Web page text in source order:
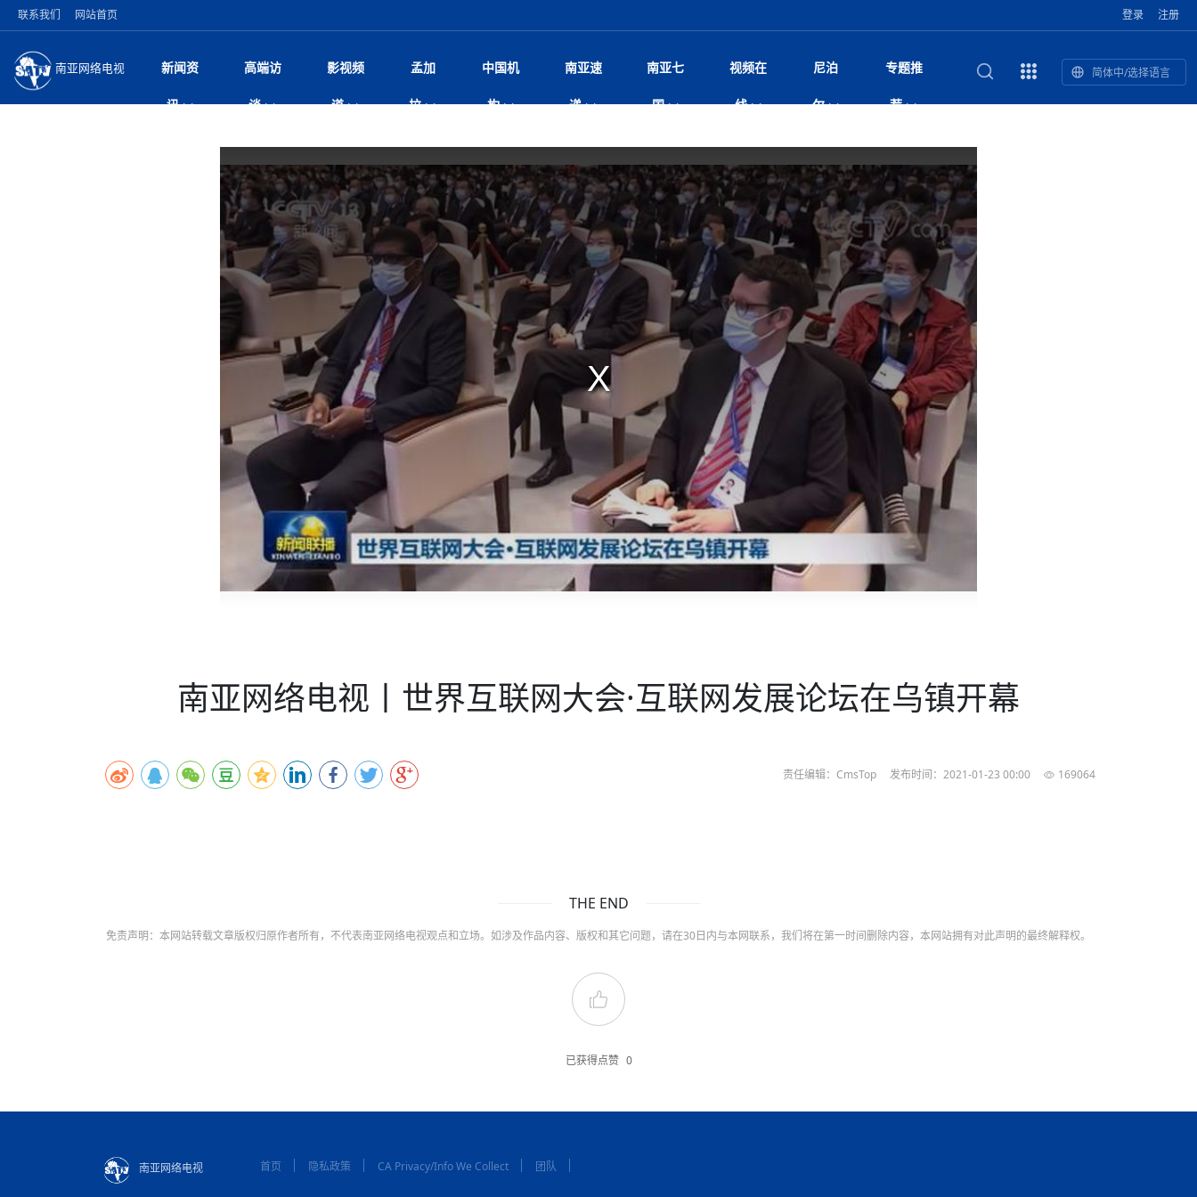
联系我们 网站首页 登录 注册
南亚网络电视 新闻资
讯 今日头条
打破自我外交惯例 尼泊尔总理沙阿将单独会见中
执政逾四月争议不断 尼泊尔沙阿政府深陷治理危
机遭多方质疑
尼泊尔甘达基省颁行医用及工业用大麻种植法案
省首席部长正式认证
尼泊尔前总理普拉昌达现场回应媒体提问 激进言
语引发广泛讨论
尼泊尔马奥塔里县发生校车事故 致包括司机在内6
盾落幕
泰国暖武里府校园枪击案致9人死亡 14岁枪手先杀
祖父母后血洗校园
美方暂缓对伊军事打击 特朗普：美伊尽快达成协
议即可取消开战计划
印度马哈拉施特拉邦一建筑倒塌 已致9人死亡
美国促成加沙历史性裁军协议 哈马斯同意全面解
除武装 以色列将逐步撤军
中国新闻
（长江十年行）金沙水拍云崖暖：云南推动长征精
神与长江文化交融共生
好评中国丨向实向新向优向绿，中国经济一路向前
时政微观察丨以侨为桥，同心筑梦
持刀闯馆案进入公诉阶段 外交部再次敦促日方彻
青海海南州兴海县接连发生5.7级、5.8级地震 全
县7个乡镇设施受损 暂无人员伤亡
经济新闻
消费火爆出口疲软 尼泊尔数字经济陷入单向发展
困境亟待破局
尼电动新车市占率全球第二 中国新能源车垄断当
地近八成市场
PPA审批持续停滞 尼泊尔281个水电项目遇阻 万亿
水电投资承压
尼泊尔政府推出“真实账单百万富翁计划” 每日诞生
一位百万卢比得主
尼泊尔总理巴伦德拉·沙阿主持召开资本市场高层
会议 着力提振投资者信心
环球观察 巴基斯坦西南部煤矿爆炸致34名矿工死亡
被俘尼泊尔青年讲述俄乌战场经历 坦言宁愿返俄
也不愿归国
美军称已完成最新一轮对伊朗的打击行动
尼泊尔巴伦政府将分别会见中印两国驻尼大使 释
放平衡外交积极信号
加时绝杀登顶！西班牙1-0力克阿根廷 时隔16年再
夺世界杯冠军
一带一路
2026“一带一路”年度候选汉字发布 包括“睦”“联”
“稳”等
东西问｜强晓云：“中国—中亚精神”如何照亮区域
高质量合作的“黄金时代”？
75年沧桑蝶变，西藏发展之路为何具有世界借鉴
意义？
中文日益受各国重视 课程从“试试看”变为“抢着报”
一株菌草跨越山海——中国科学家林占熺的“绿色
丝路”实践
南亚网评
南亚网评｜多重考验接踵而至 巴伦政府亟需凝聚
共识推进善治
南亚网评：邻国外交反复陷入僵局 尼泊尔困局根
源在于国家能力赤字
执政百日舆情多发 尼泊尔各界呼吁理性看待施
政、坚守法治善治
南亚网评丨纵容分裂活动引朝野反思 坚守一中原
则才是尼国长久正道
新政百日观察：尼泊尔沙阿政府激进施政引争议
高效变革与程序争议并存
世界从中国两会探寻发展确定性
接单啦！“世界超市”义乌“焕新”开市
阿富汗尼姆鲁兹“丝绸之路桥”完工 投入使用提升区
域交通与经济
天山驼队3000公里“归乡”！今日叩关洛阳，丝路雄
关上演古今对话
丝绸之路：从驼铃再响到现代文明通道 穿越千年
的连接与当下的实践
图说南亚
2026年尼泊尔世界小姐冠军出炉 新晋佳丽同台温
情合影
2026世界人工智能大会开幕
南亚网视丨中资企业协会第五届“比亚迪杯”篮球比
赛精彩摄影集锦（一）
神舟二十三号乘组确定：朱杨柱、张志远、黎家盈
加德满都春日盛景组图：谷地繁花绽放，春意满盈
全国侨务工作会议在京召开 习近平重要指示为新
时代侨务工作指明方向
“水立方杯”中文歌曲大赛巴西赛区收官：唤起家国
共鸣 展现文化认同
在韩留学人员传承“五四”精神主题座谈会在首尔举
办
华夏英烈永铭心: 多国使馆携侨界举行清明祭扫活
动 缅怀海外烈士
泰国清迈成立“华人华侨刘巧儿评剧社”
社会新闻
化解局部紧张局势 尼泊尔赫塔乌达举行大型集会
呼吁社会和谐团结
尼泊尔24小时连发42起灾害 致3死21伤 蛇咬、山
体滑坡为主要灾害
尼泊尔互动儿童剧《甜苹果》加德满都热演 以色
彩启迪多元视角
尼泊尔孙萨里县爆发群体冲突致1死9伤 局势持续
紧张 当地延长宵禁管控
财经·三里河
平陆运河即将建成通航 广西对接东盟贸易又添新
倾听民企心声，国家发改委多维发力护航民营经济
三大运营商推出词元套餐 为智能经济发展注动力
法治护航民营经济行稳致远
高端访
谈 名人访谈
“中国电影节”在尼泊尔首都加德满都正式开幕 《大
视频丨探秘富贵车业掌舵人巫兴贵的非凡之路
中尼建交70周年系列报道十三丨南亚网视专访尼
中友好论坛主席高亮先生
中尼建交70周年系列报道十二丨南亚网视专访尼
中文化教育协会会长哈利仕博士
中尼建交70周年系列报道十一丨南亚网视专访尼
泊尔华人华侨协会 促统会 会长
议、Z世代正义、宗教冲突与施政质疑
从“拆改”到“经营”：中国城市更新如何在存量中破
局？
日本搅局南海，日学者警告：日本正图谋南下将菲
律宾打造成桥头堡
专访尼人权委员会委员比肯·K·达瓦迪莉莉·塔帕：
深度复盘国家治理危机：政策脱离民生 粗暴执法
倒逼民众走向极端
尼泊尔新锐政坛女性高塔姆履职百日谈：大刀阔斧
推司法改革 深耕青年政治传承
创业故事
车轮载初心 实干赴征程——探秘富贵车业掌舵人
巫兴贵的非凡之路
扎根异国，仁心不改--专访尼泊尔华侨友好医院创
始人夏琛琛
中国藏族创业者在尼泊尔的咖啡梦想
凡人故事 她的柜台 她的世界
影视频
道 微电影 微电影《一缕阳光》
微电影《东方梦》
微电影《少年突击队》
微电影《我们的答案》
22集电视剧《山海情》尼语版 第二十一集
22集电视剧《山海情》尼语版 第二十集
22集电视剧《山海情》尼语版 第十九集
22集电视剧《山海情》尼语版 第十八集
电影院
纪录片 纪录片丨喜马拉雅情缘系列之北大的奥妮卡
纪录片丨喜马拉雅情缘系列之博克拉的“中江表哥”
纪录片丨喜马拉雅情缘系列之尼泊尔“老广”杰克
纪录片丨喜马拉雅情缘系列之幸福的“中间人”
纪录片丨喜马拉雅情缘系列之弄堂里的尼泊尔餐厅
宣传片
定制专属纸巾，助力品牌形象升级｜A.B.C.paper
尼泊尔定制服务
尼泊尔锐达股份有限公司——合成轻钢树脂瓦
穆萨货运双线开通！响应全球，携手开启新篇章
南亚网视新闻会客厅片头
异域味蕾碰撞 瞬间穿越故乡——汉源餐厅
微直播
微短剧 20集微短剧《爱在加德满都》第2集
20集微短剧《爱在加德满都》第1集
影视资讯
续集热潮席卷尼泊尔影坛：是故事延续还是单纯逐
尼泊尔纪录片《从零到8848》亚特兰大首映 聚焦
最短登顶路线与气候议题
《中尼一家亲》微短剧主创首聚 共绘 “一带一路”
《Jerry on Top》在尼泊尔开拍，父子档首同台引
期待
中国网剧正走向“无时差”触达海外观众
孟加
拉 孟加拉头条
孟加拉国东南部暴雨引发洪灾滑坡 44人遇难超百
孟加拉国暴发数十年来最严重麻疹疫情 死亡儿童
超过500人
孟加拉国宣布2月举行议会选举 为去年政治动荡后
首次全国投票
孟加拉国调整进口政策，服装制造商预计出口额将
额外增加50亿美元
孟加拉国登革热死亡病例升至283例，专家预警11
月后仍处高风险期
孟加拉国智库学者访华团一行访问南亚研究所
“中国正在帮助孟加拉国实现梦想”（共创繁荣发展
新时代）
王炯会见孟加拉国北达卡市市长阿提库·伊斯拉姆
奇葩的孟加拉：女性执政，性交易却合法化，工人
每天流汗又流血
旅游文化 乔治亚·马洛尼抱怨孟加拉国出售劳工签证
“如果我没有戒酒，我就不可能成为一名作家”
北京希望吸引更多孟加拉国游客来中国旅游
孟加拉旅游产业现状
卡拉姆·阿里90 岁高龄仍不戴眼镜看报纸
娱乐体育 巴基斯坦世界最佳保龄球阵容：阿夫里迪
孟加拉国世界杯任务开始
穆斯塔菲兹在上一场比赛中创保龄球胜利纪录
谢哈布丁当选孟加拉国新任总统
12月28日孟加拉国首条轻轨正式开通
生活健康 港媒：榴莲成为中国年轻消费者时尚选择
达卡周六早上空气质量中等
“Vinnata”品牌开启征程
孟加拉国第一座现代化大型污水处理厂竣工 中
方：“一带一路”倡议造福伙伴国又一例证
“中国正在帮助孟加拉国实现梦想”
人物访谈
国家电投五凌电力控股的孟加拉国首个综合智慧能
源项目开工
历史首次！孟加拉帕德玛大桥铁路连接线传来好消
息
孟加拉国的能源计划因燃料危机而面临天然气困境
李尚福会见孟加拉国海军参谋长
孟加拉国表示，缅甸必须为罗兴亚人的遣返建立信
任和安全
视频新闻 嫦娥六号暴雨中起飞，诠释嫦娥奔月之美！
南亚网视祝大家新年快乐：砥砺前行，再创辉煌！
视频：尼泊尔层峦叠嶂的朱加尔雪山
视频 | 美丽的村庄“多拉乐加特”
中国民族音乐会走进尼泊尔 金钟之星民乐团带来
浓郁的中国文化体验(实况3）
图说孟加拉
专访：世界贸易组织官员关注孟加拉国脱离最不发
达国家平稳过渡
孟加拉国反对派不参加下届大选
投资孟加拉国以帮助它到 2041 年成为发达国家
沙特阿拉伯与孟加拉国签署合作协议，成立联合商
业委员会
在一个变暖的世界里，孟加拉国的服装业能“不受
气候影响”吗？
中国机
构 中国驻尼使馆
张茂明大使出席“全球多极化下的中国和南亚”国际
尼泊尔雨季将至灾害风险攀升 中使馆发布安全防
疫重要提醒
张茂明大使拜会尼泊尔联邦院新任副主席班达里
张茂明大使拜会尼泊尔内政部长阿亚尔
外交部发言人就尼泊尔联邦议会众议院选举答记者
立十周年”征文系列之一：中国是我的第二故乡
“我和中国的故事——庆祝尼泊尔中国文化中心成
立十周年”征文
铭记历史守望和平｜“我的南京”主题展览在尼泊尔
中国文化中心隆重开幕
柏林中国文化中心举办诗歌诵读会《春天吞噬了冬
斯里兰卡中国文化中心图书馆正式对外开放
中资企业协会
华为深耕尼泊尔二十余年：以人才培养赋能ICT发
展，共筑数字未来
南亚网视“2026年新年恭贺视频”免费发布启事（面
向在尼中资机构及企业）
中铁二局尼泊尔军方公路十标项目部：趣味竞技燃
激情 篝火欢歌庆元旦
南航与文旅机构共庆中国旅游日，深化中尼文旅合
绿茵驰骋展英姿 白衣守护践仁心——医疗队护航
中尼友谊足球赛
华侨华人协会
香港职业生涯协会访尼：聚焦“一带一路”合作与创
业故事
尼泊尔蓝毗尼首届“国际和平节”活动纪实
尼泊尔首届“中国新年”系列庆祝活动纪实
青海省玉树藏族自治州商务考察团到访尼泊尔
尼泊尔武术运动员今日启程赴中国湖州参加亚运会
赛前强化训练和交流学习
加大孔子学院
第25届“汉语桥”世界大学生中文比赛尼泊尔赛区预
选赛圆满落幕
“汉语桥”尼泊尔赛区决赛圆满落幕，安艺青、陈俐
莎摘得桂冠
第24届“汉语桥”尼泊尔赛区决赛收官 加都大学苏
庆山夺冠
加大孔院举办“儒韵华彩”文化周 开启中尼文化交流
第十七届“汉语桥” 第四届“汉语秀”尼泊尔赛区选拔
赛落幕
特大孔子学院
特里布文大学孔子学院作品 荣获 “最・孔院” 短视
频征集活动特等奖
第23届“汉语桥”世界大学生中文比赛（尼泊尔赛
区）决赛圆满落幕
第22届“汉语桥”世界大学生中文比赛在加德满都隆
第16届“汉语桥”世界中学生中文比赛海外预选赛尼
泊尔赛区比赛在加德满都举行
“汉语桥”线上团组项目在尼泊尔开始实施
援尼医疗队
中国援尼医疗队协调捐赠新车 助力尼泊尔肿瘤医
院提升服务能力
援尼医疗队首批中医设备及"侨胞药箱"抵尼 加都
诊疗中心服务能力温情双升级
河北第16批援尼医疗队加德满都义诊：温情守护
侨胞健康
视频：中国援尼医疗队蓝毗尼义诊：跨国界的公益
暖流
中国援尼医疗队蓝毗尼义诊：跨国界的公益暖流
中国在尼企业 拉萨⇌加德满都直飞航班每周一班
喜马拉雅航空开通拉萨-加德满都直飞航线
喜马拉雅航空正式复航重庆=加德满都
南亚网视特别推荐 | 中工国际董事长王博接受人
民网专访
尼泊尔上马相迪A水电站成功应对今年最大洪峰考
验
南亚速
递 文化﹒艺术
喜马拉雅地缘博弈复盘：尼印关系转折如何间接影
甘肃庆阳二十一载“香”约：一座城与一枚香包双向
奔赴
散记丨八载风雪归雪域，两度西行赴拉萨
尼泊尔廓尔喀乡村行：故土羁绊与青年外流困境交
织
千年典籍赋能中尼文明互鉴 首部直译尼泊尔文版
《佛国记》于蓝毗尼正式首发
2026世界杯各大奖项出炉！罗德里斩获金球奖 西
班牙包揽三大重磅荣誉
中国动画产业，从“默默无闻”到全球竞争者
享年101岁，全球最长寿奥运冠军离世
“苏超”冠军奖杯，南京造！
生活﹒健康
南亚网视《中尼一家亲》摄制组志愿者演员招聘启
事
全球首个！马尔代夫正式实施“世代禁烟令”
生死时速！毒蛇完成“致命一击”有多快
英媒：不要把童年创伤留在“记忆阁楼”
冬天，真不建议你吃太多烤红薯（不是因为容易
胖）
本网原创
长篇历史小说《雪域天妃：尺尊公主传奇》 第七
卷·双脉合流：技艺传承与文明共生 第九章 金顶凝
巧
长篇历史小说《雪域天妃：尺尊公主传奇》 第七
卷·双脉合流：技艺传承与文明共生 第八章 塔基藏
巧
长篇历史小说《雪域天妃：尺尊公主传奇》 第七
卷·双脉合流：技艺传承与文明共生 第七章 寺壁藏
长篇历史小说《雪域天妃：尺尊公主传奇》 第七
卷·双脉合流：技艺传承与文明共生 第六章 古道遗
珍
长篇历史小说《雪域天妃：尺尊公主传奇》 第七
卷·双脉合流：技艺传承与文明共生 第五章 村落藏
巧艺
媒体峰会 第四届中尼媒体峰会：山海情反馈影响
第四届中尼媒体峰会：向少华发言致辞
第四届中尼媒体峰会：张兴年宣读环喜马拉雅研究
报告
第四届中尼媒体峰会：朱锋参赞致辞
第四届中尼媒体峰会：柯绍致辞并发布倡议书
成都大运会
（成都大运会）外国记者看大运：通过体育赛事见
证中国发展奇迹
大运会给成都市民带来激情与欢乐
成都大运会｜尼泊尔乒乓球选手：中国队太强，想
看大熊猫
成都大运会：尼泊尔参赛队员武术比赛赢得喝彩
尼泊尔18名大学生今日出征大运会：在尼华侨捐
款助力相送
杭州亚运会 境外媒体：杭州亚运在欢庆与惜别中落幕
潮评丨“史上最好的一届亚运会”闭幕，未来，何以
“心向远方”？
印度代表队奖牌数破百，印度总理莫迪点赞
志愿者：亚运赛场的“无名英雄”
东京奥运会跳高冠军巴希姆：“亚运会就像是奥运
会前的奥运会”
南亚车界
泰国高中发生恶性枪击案 至少6人遇难枪手身份为
学生
打破自我外交惯例 沙阿总理将一对一会见中印美
外交代表
雪山为证 丝路有声——南亚网视上线运营六周年
纪实
加德满都新版交通总规待内阁审批 地铁BRT齐上
马 快速通道军地协调卡壳
深耕中尼友谊 西藏阿里代表团访尼圆满收官 友城
缔结引领边境合作开启发展新篇
南亚七
国 印度新闻
印度“蟑螂运动”升级：万名学生无视禁令游行 警方
美国男子涉嫌非法越境进入尼泊尔 在印尼边境被
捕
印度下调汽油、柴油及航空煤油出口关税 新税率6
月1日起生效
印度多地遭遇极端热浪 新德里气温突破45°C
影星维杰“逆袭”登顶！印度一邦政坛迎来大洗牌
力尼泊尔数字化转型
尼泊尔巴克塔普尔 新年迎来旅游高峰
尼泊尔经济运行简报，金融承压与发展调整并行
斯瓦米倡议设立瑜伽部 尼泊尔部长调侃“让腐败分
子去冥想”
尼泊尔比拉德讷格尔一实习医生坠楼身亡
巴基斯坦新闻
巴基斯坦卡拉奇购物中心发生重大火灾 已致至少
21人死亡
开普省安全部队与巴塔恐怖分子冲突升级，造成民
众大规模逃离家园
巴基斯坦削减LNG进口：取消21船合同并寻求卡
塔尔供气调整
巴基斯坦旁遮普省遭严重雾霾侵袭，多城空气质量
达危险水平
夏巴兹总理将派遣巴基斯坦青年赴沙特参与“2030
孟加拉国新闻
孟加拉前总理卡莉达·齐亚因病情“非常危急”入院治
疗
孟加拉国土豆供过于求，价格跌破每公斤20塔卡
孟加拉辍学率上升令人担忧
安徽凌家滩文化图片展在孟加拉国开幕
孟加拉国登革热感染病例超1.5万 死亡58人
斯里兰卡新闻
斯里兰卡监狱爆发帮派大乱斗 已致25死百余人受
伤 军方紧急入驻维稳
斯里兰卡百年最强飓风致茶园成“荒地” 工人生计受
斯里兰卡飓风死亡人数超过200人
斯里兰卡铁路系统迎变革：内阁决议招聘女性担任
司机、站长等核心岗位
孟加拉国人被骗赴俄：合法移民沦为俄乌战场“消
马尔代夫新闻
马尔代夫旅游业势头强劲：入境游客突破180万 中
国仍是最大客源国
印度洋稳定成为马澳第二次高级官员会谈首要议题​
马尔代夫实施“世代烟草禁令” 教育部长称开创全球
马尔代夫实施“世代禁烟令” 外国游客也需遵守
马尔代夫杜拉杜环礁米德岛30吨制冰厂及50吨储
不丹新闻 不丹举办2025全球和平祈祷节
不丹帕罗嘎查乡向日葵产量占全国一半 农户盼增
大型榨油设备
不丹赌博与线上诈骗问题严峻 政府加强打击但挑
2025年米其林钥匙奖揭晓：不丹三家酒店获殊荣
不丹公务员人工智能技能缺口凸显 亟需开展针对
性培训
视频在
线 视频综合
视频| 中国驻尼泊尔使馆举办招待会 隆重庆祝中
视频| “锦绣天府·安逸四川”文旅交流座谈会在尼泊
尔加德满都成功举办
视频|湖北十堰绿松石文化展西安举办：一石牵秦
楚 青绿赴长安
视频| 英国知名美妆品牌 The Body Shop 在帕坦
Labim Mall 正式开业
从雪域高原到尼泊尔：第三届“石榴籽杯”草原足球
邀请赛6月20日山南启幕，跨国球队共逐绿茵
视频| 加德满都东出口大升级! 苏雅尔维纳亚克至
杜利凯尔六车道高速加速建设中
视频| 朱红漫天：尼泊尔新年最“红”的节日
视频| 曾经打碟的手 如今签署逮捕令：苏丹·古隆
的逆袭传奇
【视频】尼泊尔新政府成立以来，都做了些什么？
开心奇谈
晓谈天下丨美国人类学者马立安：深圳精神就是
“闯”
南亚网络电视丨特朗普称如果选举人团投票给拜
登，他将离开白宫
南亚网络电视丨亚洲最穷的国家不丹-拿10元人民
币，在不丹能干什么
南亚网络电视丨为何中丹边境通婚普遍？看了不丹
姑娘真实生活，难怪想嫁到中国！
南亚网络电视丨印军闯下弥天大祸！机枪扫射联合
国车队，或永久失去入常资格
新旅游眼 走进蓝毗尼：探寻佛陀诞生地的和平与宁静
视频| 千年雨神巡游：尼泊尔拉托·马钦德拉纳特
节的信仰与狂欢
南亚网视SATV｜探访加德满都文殊菩萨修行地勋
部（猴庙）感悟朝圣之旅
南亚网视SATV丨尼泊尔博达纳大佛塔
南亚网络电视丨中国版的“马尔代夫”，海水清澈风
景如画，宛如画中世界
本网原创 尼泊尔迎来正宗中国味：福盛中餐厅盛大开业
南亚网视衷心祝愿尼泊尔人民以及全球尼泊尔朋友
们德赛节快乐！
​释迦牟尼佛诞辰2569周年：千年智慧的当代回响
视频 | 中华人民共和国成立75周年庆祝活动在多
国举办
视频：第16届“汉语桥”世界中学生中文比赛 一号
选手
新闻会客厅
南亚网视《SATV新闻会客厅》专访喜马拉雅航空
总裁周恩永：云端架虹桥 翼展新丝路
南亚网视《SATV新闻会客厅》专访中国著名导演
谢飞先生
南亚网视 SATV | 加德满都市展开河道垃圾清理活
动 改善河道生态环境
南亚网视《SATV新闻会客厅》专访尼泊尔旅游局
局长Mani Raj Lamichhane
南亚网视《SATV新闻会客厅》专访尼泊尔国际电
影节入围中国影片《巴彦查干》导演复强先生
中国甘肃环县
南亚网视 SATV | 甘肃环县3 3米大锅烹煮66只
羊，你想不想来一口？
南亚网视 SATV | 环州故城！环县
南亚网视 SATV | 秒懂！环州故城的“由来”
南亚网视 SATV | 遇见环县
南亚网视 SATV | 环州故城之沙场风云
百年华诞
南亚网视丨百年华诞：草原上升起不落的太阳（关
利宁，中国水电十一工程局上马相迪电站运维项
目）
南亚网视丨百年华诞：少年（合唱，中国电建尼泊
尔代表处）
南亚网视丨百年华诞：绒花（侯艳琪大使）
南亚网视丨百年华诞：歌唱祖国（合唱，尼泊尔博
卡拉华侨人华人协会）
南亚网视丨百年华诞：亲爱的中国我爱你（佳境，
尼泊尔华侨华人协会推荐）
米拉看中国
外国青年“看中国” 巴西圣保罗大学教授-向世界展
示不一样的中国
南亚网视SATV丨《米拉看中国》 第八集：广场舞
南亚网视丨《米拉看中国》第二集 走进中国 认识
南亚网视丨《米拉看中国》笫三集：浓情中国 趣
味人生
南亚网视丨《米拉看中国》 第四集：大美中国 山
河娇娆（上）
娱乐体育
视频| 从城市漫步到乡村漫步：外国创作者在中国
农村的发现
台湾乐手牵手大陆剧团 两岸戏腔共鸣
尼泊尔中资企业协会举办第二届“华为杯”篮球赛
（实况3）
尼泊尔中资企业协会举办第二届“华为杯”篮球赛
（实况2）
尼泊尔中资企业协会举办第二届“华为杯”篮球赛
（实况1）
成锡忠看世界
南亚网视 SATV |莫迪政府动作不断，对印控克什
米尔加强控制，或最终导致印度分裂
南亚网视｜成锡忠看世界 俄乌战争会打多久？美
前高官已经定性，美国想实现三个战略目标
南亚网视｜成锡忠看世界 我的联合国维和行动经
历-经历冲突和政变，确保中国维和人员安全
南亚网视｜成锡忠看世界 佩洛西行程未包含台
湾，两大细节显示，她内心并未彻底放弃访台
《一周新闻综述》
香港卫视南亚网视《一周新闻综述》2023第23期
（总第039期）
香港卫视南亚网视《一周新闻综述》2023第22期
（总第038期）
香港卫视南亚网视《一周新闻综述》2023第21期
（总第037期）
观众俱乐部
CCTV-4央视海外观众俱乐部向全球华侨华人拜年
了！
CCTV-4尼泊尔加德满都观众俱乐部祝全球华侨华
人新年快乐、龙年大吉！
CCTV-4主持人2024新年祝词
视频直播
短视频展示
《欢迎来加德满都过大年》参赛视频 探索秘境尼
泊尔
《欢迎来加德满都过大年》短视频参赛作品展播
001号
第三届中尼媒体峰会
第三届中尼媒体峰会：新中国成立75周年恭贺视
国”
第三届中尼媒体峰会：祖国颂——庆祝新中国成立
尼泊尔中国文化中心新年恭贺视频
尼泊尔加德满都大学孔子学院新年恭贺视频
【直播回放-10】CEAN“比亚迪杯”篮球赛闭幕式
【直播回放-11】CEAN“比亚迪杯”篮球赛闭幕式
赛（安徽开源队VS中国电建队）
尼泊
尔 尼泊尔头条
尼泊尔总理巴伦德拉·沙阿将于下周起分别会见中
英国驻尼大使与尼泊尔内政部长会晤 共商防灾警
务合作
尼泊尔土地所有权有多大？地下矿产、文物和毒品
法律这样规定
频繁服务器宕机暴露顽疾 尼泊尔数字治理遭遇系
统性失败
尼泊尔内政部长古隆坦言：任职4个月“没能好好工
作”
口或超430万
印度陆军总司令将访尼 尼泊尔将授予其荣誉军官
军衔
尼泊尔拟扩大国家服务团训练范围 8至12年级学生
可自愿参加
救护车变“运毒车” 尼泊尔科西省大麻走私问题引关
注
尼泊尔丹库塔警方查获647公斤大麻 两名涉案人员
被捕
旅游头条
世界第12高峰布洛阿特峰突发雪崩 知名登山家普
尔萨带队团队失联
高院裁决倒逼产业转型 奇特旺大象骑游存废引争
议 伦理保护与地方民生两难博弈
尼泊尔马南县：雪山、圣湖与古寺交织的高原秘境
尼泊尔持续暴雨致全境交通瘫痪 多条国道关闭 数
百游客被困
11次登顶珠峰刷新女性纪录！“山地女王”拉克巴·
夏尔巴：荣光背后是半生漂泊与坚韧重生
徒步旅行
尼泊尔春季徒步热升温 官方呼吁加强环保与安全
木斯塘——从外国人的目的地，到如今尼泊尔人的
旅游热土​
来尼泊尔徒步为什么购买保险至关重要？
探索喜马拉雅山：尼泊尔徒步指南系列 - 系列 I
23名登山者成功登顶乔戈里峰
上榜酒店 加德满都旅馆：泰美尔区的传奇与地标
加德满都泰米尔雅乐轩酒店荣获环境管理认证
探索奢华：加德满都附近的顶级度假村
瓦尔纳巴斯博物馆酒店（Varnabas Museum
hotel）今天开业
木斯塘圣塔玛尼酒店被评为“2024最佳新酒店”
吃喝玩乐
加德满都迎来夜生活新地标：XO俱乐部树立全新
标杆
Alev Kebab Sultanate 尼泊尔第一家土耳其中东
风味餐厅
加德满都“中国美食城”盛大开业 带来地道中餐与超
值体验
从教师到厨师：吉塔在加德满都推广缅甸味道
尼泊尔“疯狂蜂蜜” ：大自然馈赠的野生灵丹妙药
图说尼泊尔 山体滑坡地区搜救行动正在进行中
风自山谷北--中国甘肃摄影家尼泊尔摄影展览
最美尼泊尔风景图
第 10 届纹身大会4 月 7 日-9 日在加德满都举行
甘肃：探访祁连山——高台马营河大峡谷、小泉丹
霞
尼泊尔节日
一个无需择日的吉日：走进尼泊尔的Akshaya
Tritiya
【相约帕坦杜巴广场】卡蒂克舞节：尼泊尔最古老
的文化舞蹈盛典，延续三百年的信仰与艺术
兄弟点红节：尼泊尔手足情深的神圣庆典
乌鸦节：崇敬阎罗使者的传统与象征意义
旅游故事
尼泊尔登顶传奇明玛·夏尔巴：从登山者到行业引
领者 珠峰登山经济重回本土掌控
8000米之上：一位夏尔巴高山摄影师镜头中的人
与山
从攀登世界之巅到组织巅峰探险：强·达瓦·夏尔巴
与“七峰探险”的传奇
中尼龙舟赛
中尼友谊龙舟赛新闻发布会：中国驻尼使馆王欣参
赞讲话（实况）
中文志愿者服务博卡拉中尼友谊龙舟赛
通讯：尼泊尔费瓦湖上的龙舟赛
赛出国际友谊 中国四川龙舟队包揽首届“中尼友谊
专题推
荐首届中尼媒体峰会
“首届中尼媒体峰会”系列报道六：
坛
中尼友谊龙舟赛
成都大运会
杭州亚运会
第二届中尼媒体峰会专题
尼泊尔中国新年系列庆祝
话动
第三届中尼媒体峰会
喜马拉雅航空
中尼建交70周年
中尼建交七十周年南亚网
视赴青海玉树系列活动报
道专题
俄乌軍事冲突
成锡忠看世界
次会议召集加强场馆安保团队建设
中共百年华诞
简体中/选择语言
南亚网络电视丨世界互联网大会·互联网发展论坛在乌镇开幕
责任编辑：CmsTop 发布时间：2021-01-23 00:00 169064
THE END
免责声明：本网站转载文章版权归原作者所有，不代表南亚网络电视观点和立场。如涉及作品内容、版权和其它问题，请在30日内与本网联系，我们将在第一时间删除内容，本网站拥有对此声明的最终解释权。
已获得点赞 0
南亚网络电视 首页 隐私政策 CA Privacy/Info We Collect 团队